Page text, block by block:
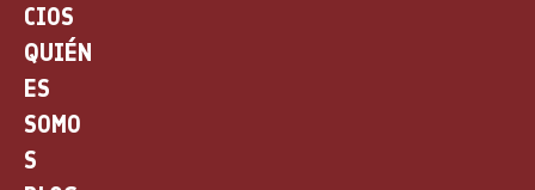
CIOS
QUIÉN
ES
SOMO
S